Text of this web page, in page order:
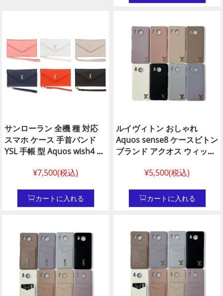
ット付き収納プラダ 人気 手
Pro /R7
サンローラン 全機 種 対応
スマホ ケース 手首バンド
YSL 手帳 型 Aquos wish4 ケ
ス ウィッシュ3 カード 収納
Aquos/iphone/galaxy/google/huawei
サンローラン スマホ ケース
ス ウィッシュ 2 ケース コピ
ー優良サイト
¥7,500(税込)
カートに入れる
ルイヴィトン おしゃれ
Aquos sense8 ケースビトン
ブランド アクオス ウィッシ
ヴィトン 携帯 ケースアクオ
Aquos ケース 7proルイヴィ
トン Aquos スマホケース N
Aquos sense8 pro ケース
¥5,500(税込)
カートに入れる